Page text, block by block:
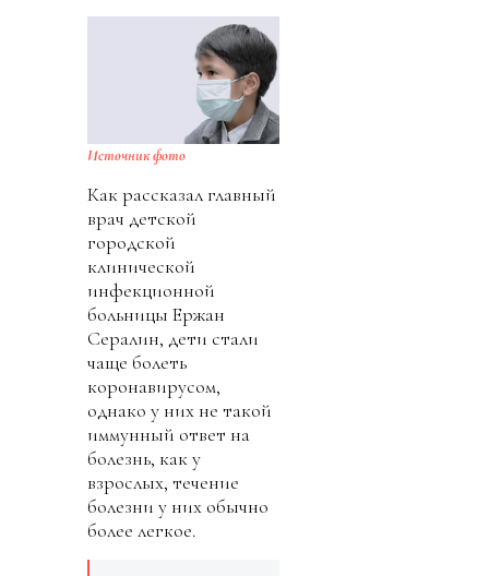
Источник фото
Как рассказал главный
врач детской
городской
клинической
инфекционной
больницы Ержан
Сералин, дети стали
чаще болеть
коронавирусом,
однако у них не такой
иммунный ответ на
болезнь, как у
взрослых, течение
болезни у них обычно
более легкое.